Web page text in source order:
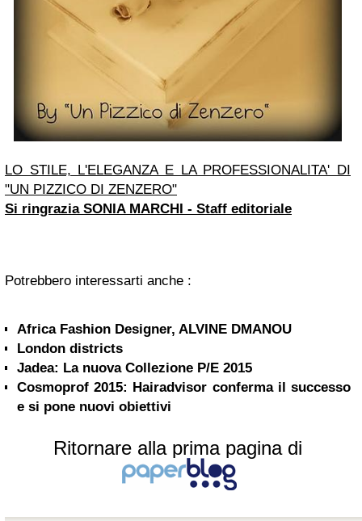
LO STILE, L'ELEGANZA E LA PROFESSIONALITA' DI
"UN PIZZICO DI ZENZERO"
Si ringrazia SONIA MARCHI - Staff editoriale
Potrebbero interessarti anche :
Africa Fashion Designer, ALVINE DMANOU
London districts
Jadea: La nuova Collezione P/E 2015
Cosmoprof 2015: Hairadvisor conferma il successo
e si pone nuovi obiettivi
Ritornare alla prima pagina di